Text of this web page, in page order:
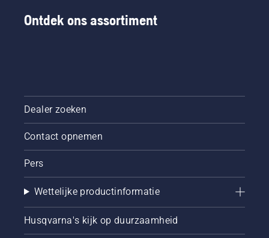
Ontdek ons assortiment
Dealer zoeken
Contact opnemen
Pers
Wettelijke productinformatie
Husqvarna's kijk op duurzaamheid